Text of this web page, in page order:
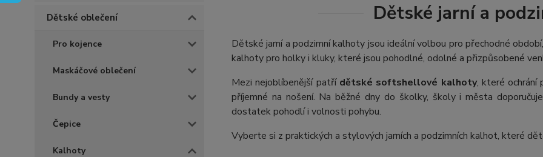
Dětské oblečení
Pro kojence
Maskáčové oblečení
Bundy a vesty
Čepice
Kalhoty
Dětské jarní a
Dětské jarní a podzimní kalhoty jsou ideální volbou pro přechodné
kalhoty pro holky i kluky, které jsou pohodlné, odolné a přizpůsobené
Mezi nejoblíbenější patří dětské softshellové kalhoty, které ochrání
příjemné na nošení. Na běžné dny do školky, školy i města
dostatek pohodlí i volnosti pohybu.
Vyberte si z praktických a stylových jarních a podzimních kalhot, které